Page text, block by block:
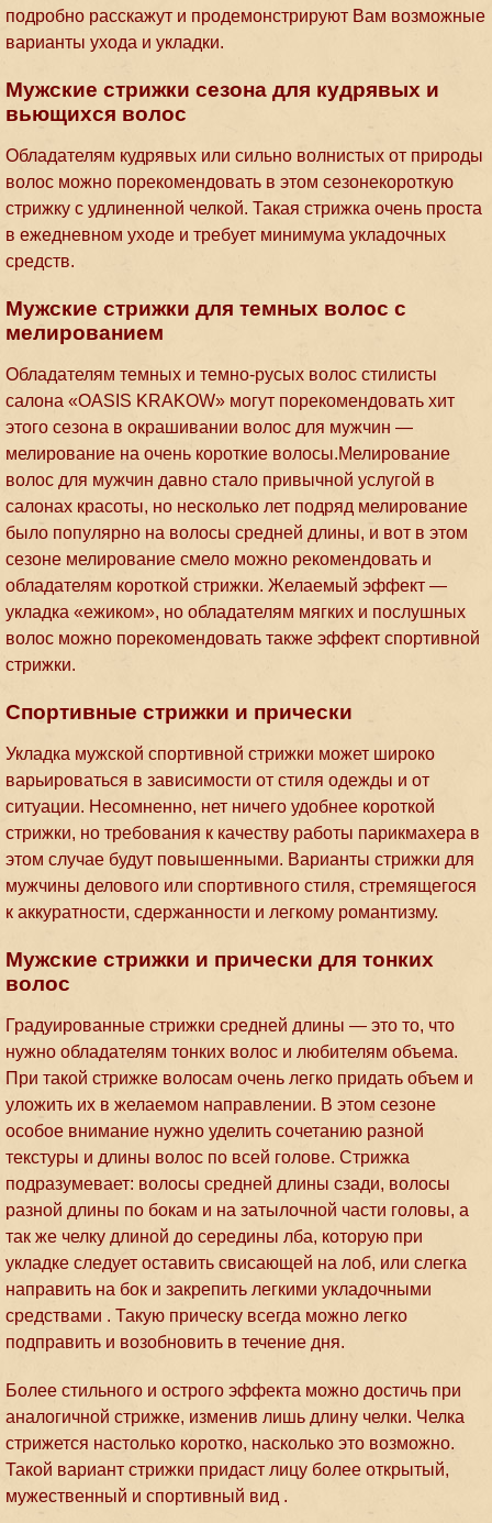
подробно расскажут и продемонстрируют Вам возможные
варианты ухода и укладки.
Мужские стрижки сезона для кудрявых и
вьющихся волос
Обладателям кудрявых или сильно волнистых от природы
волос можно порекомендовать в этом сезонекороткую
стрижку с удлиненной челкой. Такая стрижка очень проста
в ежедневном уходе и требует минимума укладочных
средств.
Мужские стрижки для темных волос с
мелированием
Обладателям темных и темно-русых волос стилисты
салона «OASIS KRAKOW» могут порекомендовать хит
этого сезона в окрашивании волос для мужчин —
мелирование на очень короткие волосы.Мелирование
волос для мужчин давно стало привычной услугой в
салонах красоты, но несколько лет подряд мелирование
было популярно на волосы средней длины, и вот в этом
сезоне мелирование смело можно рекомендовать и
обладателям короткой стрижки. Желаемый эффект —
укладка «ежиком», но обладателям мягких и послушных
волос можно порекомендовать также эффект спортивной
стрижки.
Спортивные стрижки и прически
Укладка мужской спортивной стрижки может широко
варьироваться в зависимости от стиля одежды и от
ситуации. Несомненно, нет ничего удобнее короткой
стрижки, но требования к качеству работы парикмахера в
этом случае будут повышенными. Варианты стрижки для
мужчины делового или спортивного стиля, стремящегося
к аккуратности, сдержанности и легкому романтизму.
Мужские стрижки и прически для тонких
волос
Градуированные стрижки средней длины — это то, что
нужно обладателям тонких волос и любителям объема.
При такой стрижке волосам очень легко придать объем и
уложить их в желаемом направлении. В этом сезоне
особое внимание нужно уделить сочетанию разной
текстуры и длины волос по всей голове. Стрижка
подразумевает: волосы средней длины сзади, волосы
разной длины по бокам и на затылочной части головы, а
так же челку длиной до середины лба, которую при
укладке следует оставить свисающей на лоб, или слегка
направить на бок и закрепить легкими укладочными
средствами . Такую прическу всегда можно легко
подправить и возобновить в течение дня.
Более стильного и острого эффекта можно достичь при
аналогичной стрижке, изменив лишь длину челки. Челка
стрижется настолько коротко, насколько это возможно.
Такой вариант стрижки придаст лицу более открытый,
мужественный и спортивный вид .